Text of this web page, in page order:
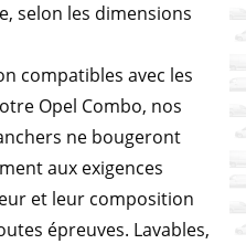
selon les dimensions
compatibles avec les
Opel Combo, nos
ne bougeront
aux exigences
et leur composition
épreuves. Lavables,